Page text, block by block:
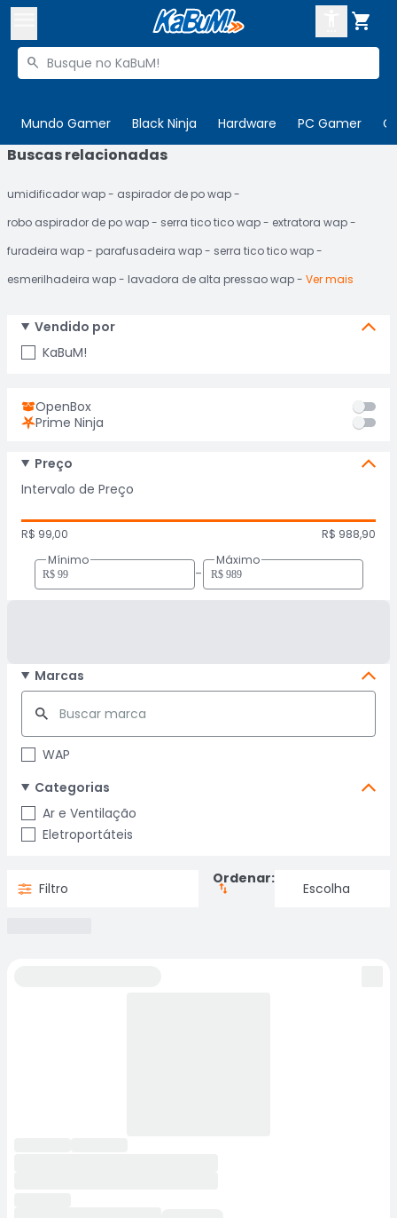

Buscar produtos

Mundo Gamer Black Ninja Hardware PC Gamer

 Departamentos
Cupons
Mais Vendidos
Ativar tradutor em libras
ENTRE
CADASTRE-SE
Buscas relacionadas
umidificador wap
aspirador de po wap
robo aspirador de po wap
serra tico tico wap
extratora wap
furadeira wap
parafusadeira wap
serra tico tico wap
esmerilhadeira wap
lavadora de alta pressao wap Ver mais
Vendido por
KaBuM!
OpenBox
Prime Ninja
Preço
Intervalo de Preço
R$ 99,00
R$ 988,90
Mínimo
-
Máximo
Marcas
WAP
Categorias
Ar e Ventilação
Eletroportáteis
Filtro
Ordenar: